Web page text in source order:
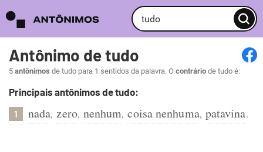
Antônimo de tudo
5 antônimos de tudo para 1 sentidos da palavra. O contrário de tudo é:
Principais antônimos de tudo:
1 nada, zero, nenhum, coisa nenhuma, patavina.